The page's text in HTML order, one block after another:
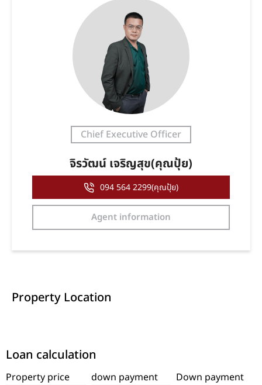
Chief Executive Officer
จิรวัฒน์ เจริญสุข(คุณปุ้ย)
094 564 2299(คุณปุ้ย)
Agent information
Property Location
Loan calculation
Property price down payment
Down payment